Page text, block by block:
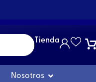
Tienda
Nosotros Abrir Nosotros